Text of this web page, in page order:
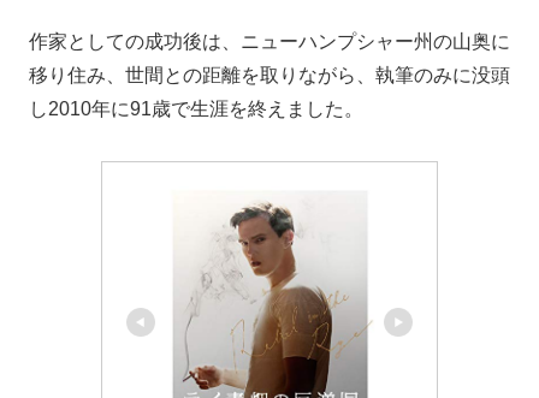
作家としての成功後は、ニューハンプシャー州の山奥に
移り住み、世間との距離を取りながら、執筆のみに没頭
し2010年に91歳で生涯を終えました。